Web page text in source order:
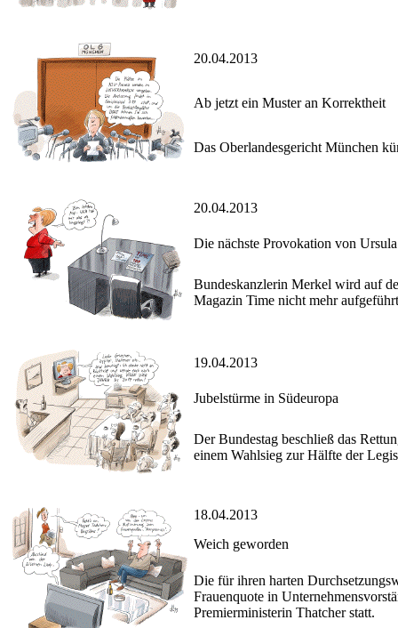
20.04.2013
Ab jetzt ein Muster an Korrektheit
Das Oberlandesgericht München
20.04.2013
Die nächste Provokation von
Bundeskanzlerin Merkel wird auf
Magazin Time nicht mehr
19.04.2013
Jubelstürme in Südeuropa
Der Bundestag beschließ das
einem Wahlsieg zur Hälfte der
18.04.2013
Weich geworden
Die für ihren harten
Frauenquote in
Premierministerin Thatcher statt.